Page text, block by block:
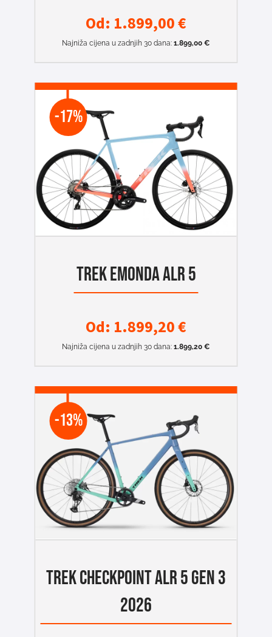
Od: 1.899,00€
Najniža cijena u zadnjih 30 dana: 1.899,00 €
-17%
TREK EMONDA ALR 5
Od: 1.899,20€
Najniža cijena u zadnjih 30 dana: 1.899,20 €
-13%
TREK CHECKPOINT ALR 5 GEN 3
2026